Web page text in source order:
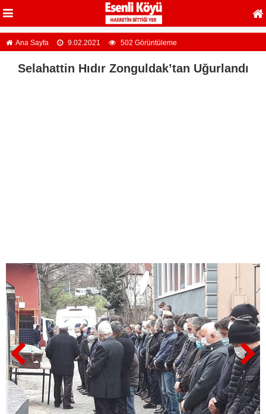
Ana Sayfa 9.02.2021 502 Görüntüleme
Selahattin Hıdır Zonguldak’tan Uğurlandı